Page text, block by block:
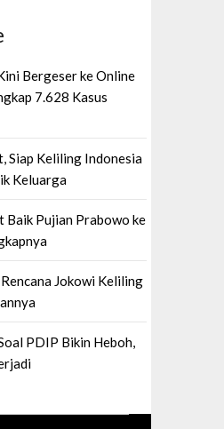
Bergeser ke Online
7.628 Kasus
Siap Keliling Indonesia
Keluarga
Baik Pujian Prabowo ke
Jokowi Keliling
PDIP Bikin Heboh,